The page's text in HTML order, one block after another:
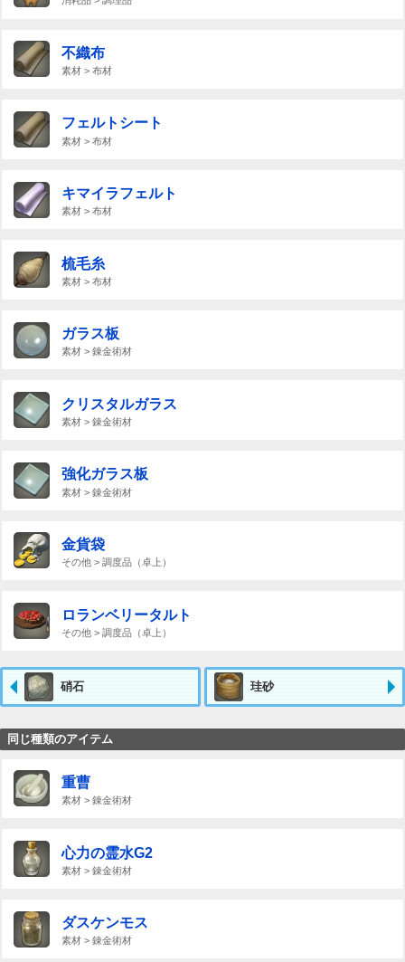
不織布
素材 > 布材
フェルトシート
素材 > 布材
キマイラフェルト
素材 > 布材
梳毛糸
素材 > 布材
ガラス板
素材 > 錬金術材
クリスタルガラス
素材 > 錬金術材
強化ガラス板
素材 > 錬金術材
金貨袋
その他 > 調度品（卓上）
ロランベリータルト
その他 > 調度品（卓上）
硝石 珪砂
同じ種類のアイテム
重曹
素材 > 錬金術材
心力の霊水G2
素材 > 錬金術材
ダスケンモス
素材 > 錬金術材